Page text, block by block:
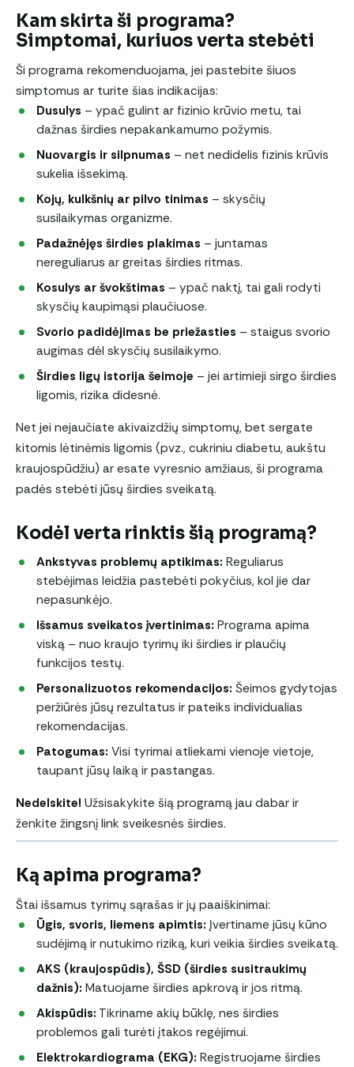
Kam skirta ši programa?
Simptomai, kuriuos verta stebėti
Ši programa rekomenduojama, jei pastebite šiuos
simptomus ar turite šias indikacijas:
Dusulys – ypač gulint ar fizinio krūvio metu, tai
dažnas širdies nepakankamumo požymis.
Nuovargis ir silpnumas – net nedidelis fizinis krūvis
sukelia išsekimą.
Kojų, kulkšnių ar pilvo tinimas – skysčių
susilaikymas organizme.
Padažnėjęs širdies plakimas – juntamas
nereguliarus ar greitas širdies ritmas.
Kosulys ar švokštimas – ypač naktį, tai gali rodyti
skysčių kaupimąsi plaučiuose.
Svorio padidėjimas be priežasties – staigus svorio
augimas dėl skysčių susilaikymo.
Širdies ligų istorija šeimoje – jei artimieji sirgo širdies
ligomis, rizika didesnė.
Net jei nejaučiate akivaizdžių simptomų, bet sergate
kitomis lėtinėmis ligomis (pvz., cukriniu diabetu, aukštu
kraujospūdžiu) ar esate vyresnio amžiaus, ši programa
padės stebėti jūsų širdies sveikatą.
Kodėl verta rinktis šią programą?
Ankstyvas problemų aptikimas: Reguliarus
stebėjimas leidžia pastebėti pokyčius, kol jie dar
nepasunkėjo.
Išsamus sveikatos įvertinimas: Programa apima
viską – nuo kraujo tyrimų iki širdies ir plaučių
funkcijos testų.
Personalizuotos rekomendacijos: Šeimos gydytojas
peržiūrės jūsų rezultatus ir pateiks individualias
rekomendacijas.
Patogumas: Visi tyrimai atliekami vienoje vietoje,
taupant jūsų laiką ir pastangas.
Nedelskite! Užsisakykite šią programą jau dabar ir
ženkite žingsnį link sveikesnės širdies.
Ką apima programa?
Štai išsamus tyrimų sąrašas ir jų paaiškinimai:
Ūgis, svoris, liemens apimtis: Įvertiname jūsų kūno
sudėjimą ir nutukimo riziką, kuri veikia širdies sveikatą.
AKS (kraujospūdis), ŠSD (širdies susitraukimų
dažnis): Matuojame širdies apkrovą ir jos ritmą.
Akispūdis: Tikriname akių būklę, nes širdies
problemos gali turėti įtakos regėjimui.
Elektrokardiograma (EKG): Registruojame širdies